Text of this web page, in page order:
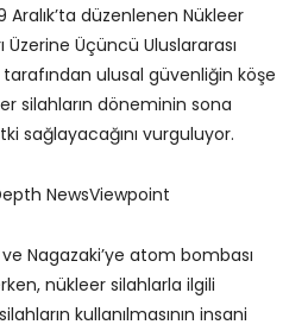
düzenlenen Nükleer
Üzerine Üçüncü Uluslararası
tarafından ulusal güvenliğin köşe
silahların döneminin sona
sağlayacağını vurguluyor.
NewsViewpoint
Nagazaki’ye atom bombası
nükleer silahlarla ilgili
kullanılmasının insani